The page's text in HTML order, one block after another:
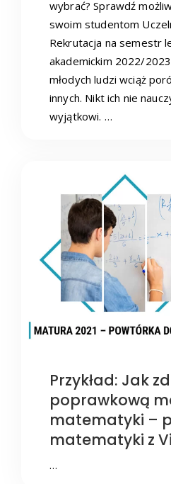
wybrać? Sprawdź
swoim studentom
Rekrutacja na semestr
akademickim 2022/
młodych ludzi wciąż
innych. Nikt ich nie
wyjątkowi. …
Przykład: Jak
poprawkową
matematyki –
matematyki z
…